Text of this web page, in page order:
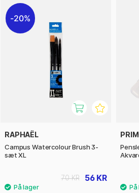
20%
RAPHAËL
Campus Watercolour Brush 3-
sæt XL
56 KR
70 KR